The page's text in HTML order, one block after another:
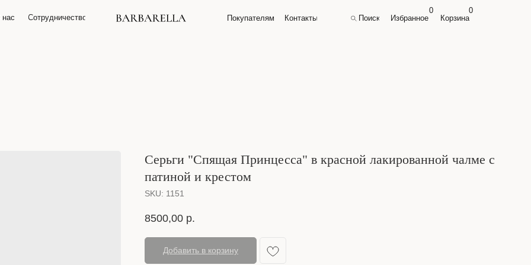
Сотрудничество Корзина
Покупателям Контакты Поиск Избранное
0 0
Сотрудничество
нас Покупателям Контакты Корзина
Поиск Избранное
0 0
Серьги "Спящая Принцесса" в красной лакированной чалме с
патиной и крестом
SKU: 1151
8500,00 р.
Добавить в корзину